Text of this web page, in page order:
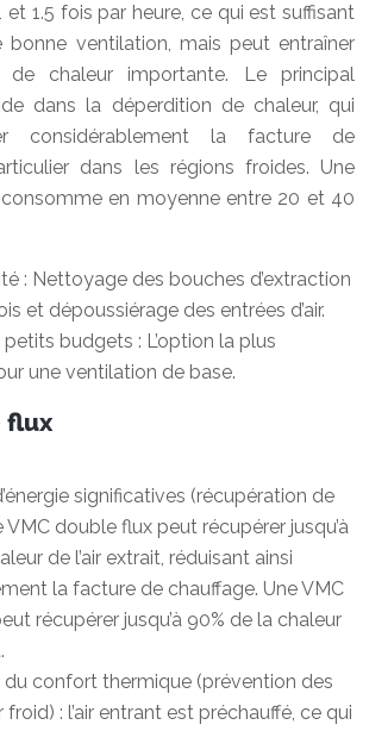
et 1.5 fois par heure, ce qui est suffisant
bonne ventilation, mais peut entraîner
de chaleur importante. Le principal
dans la déperdition de chaleur, qui
considérablement la facture de
dans les régions froides. Une
en moyenne entre 20 et 40
: Nettoyage des bouches d’extraction
et dépoussiérage des entrées d’air.
budgets : L’option la plus
une ventilation de base.
flux
significatives (récupération de
VMC double flux peut récupérer jusqu’à
de l’air extrait, réduisant ainsi
la facture de chauffage. Une VMC
récupérer jusqu’à 90% de la chaleur
confort thermique (prévention des
froid) : l’air entrant est préchauffé, ce qui